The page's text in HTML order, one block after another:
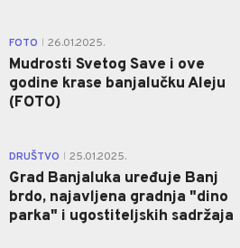
FOTO 26.01.2025.
Mudrosti Svetog Save i ove
godine krase banjalučku Aleju
(FOTO)
DRUŠTVO 25.01.2025.
Grad Banjaluka uređuje Banj
brdo, najavljena gradnja "dino
parka" i ugostiteljskih sadržaja